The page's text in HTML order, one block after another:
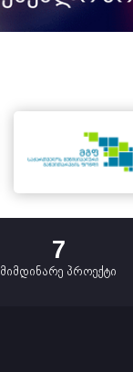
7
მიმდინარე პროექტი